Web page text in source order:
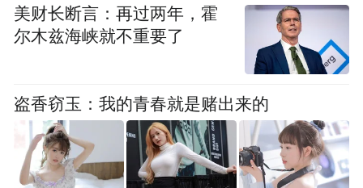
消毒、核酸检测，在“陕冷链”中上传相关产
品品种、规格、批次、产地、检验检疫合格
证明、核酸检测报告、预防性消毒证明及流
通销售各环节接触人员、消费者等追溯数
据，做到人物共控、人物共防、人物共追。
预防新型冠状病毒感染，人人有责，应从细
美财长断言：再过两年，霍
尔木兹海峡就不重要了
盗香窃玉：我的青春就是赌出来的